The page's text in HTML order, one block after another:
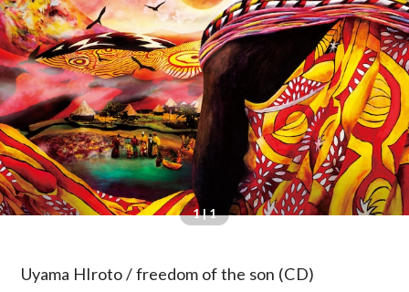
1| 1
Uyama HIroto / freedom of the son (CD)